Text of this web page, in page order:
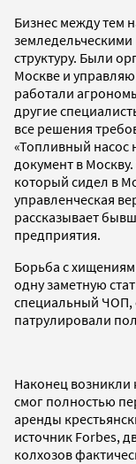
Бизнес между тем
структуру. Были
Москве и
работали
другие
все решения
«Топливный насос
документ в
который сидел в
управленческая
рассказывает
предприятия.
Борьба с
одну заметную
специальный ЧОП,
патрулировали
Наконец возникли
смог полностью
аренды
источник Forbes,
колхозов